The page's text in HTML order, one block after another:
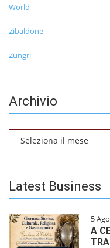
World
Zibaldone
Zungri
Archivio
Archivio
Latest Business
5
A